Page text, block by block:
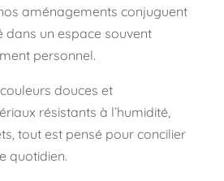
aménagements conjuguent
dans un espace souvent
personnel.
douces et
résistants à l’humidité,
tout est pensé pour concilier
quotidien.